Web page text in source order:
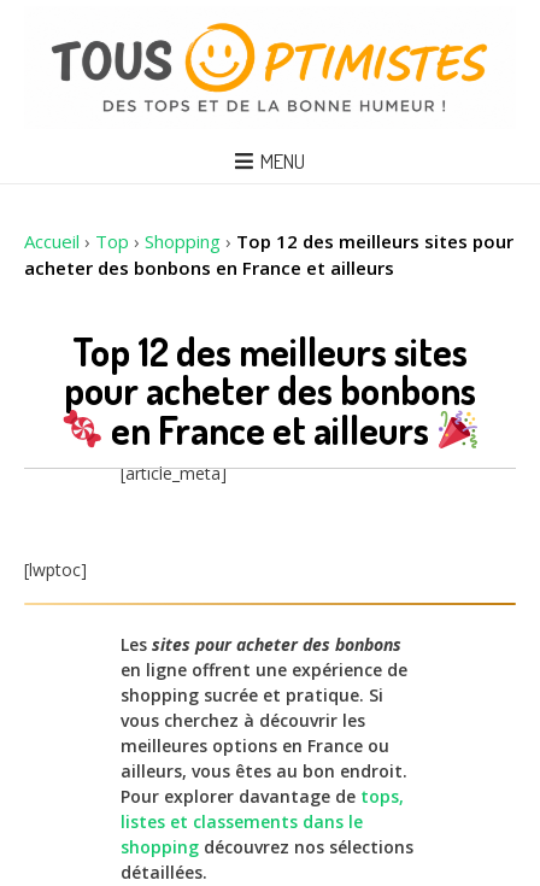
MENU
Accueil › Top › Shopping › Top 12 des meilleurs sites pour
acheter des bonbons en France et ailleurs
Top 12 des meilleurs sites
pour acheter des bonbons
en France et ailleurs
[article_meta]
[lwptoc]
Les sites pour acheter des bonbons
en ligne offrent une expérience de
shopping sucrée et pratique. Si
vous cherchez à découvrir les
meilleures options en France ou
ailleurs, vous êtes au bon endroit.
Pour explorer davantage de tops,
listes et classements dans le
shopping découvrez nos sélections
détaillées.